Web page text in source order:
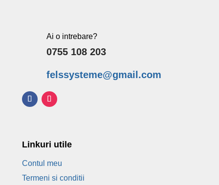
Ai o intrebare?
0755 108 203
felssysteme@gmail.com
Linkuri utile
Contul meu
Termeni si conditii